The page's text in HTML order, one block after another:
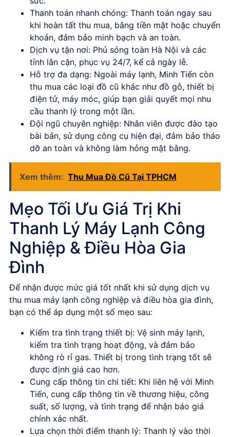
Thanh toán nhanh chóng: Thanh toán ngay sau
khi hoàn tất thu mua, bằng tiền mặt hoặc chuyển
khoản, đảm bảo minh bạch và an toàn.
Dịch vụ tận nơi: Phủ sóng toàn Hà Nội và các
tỉnh lân cận, phục vụ 24/7, kể cả ngày lễ.
Hỗ trợ đa dạng: Ngoài máy lạnh, Minh Tiến còn
thu mua các loại đồ cũ khác như đồ gỗ, thiết bị
điện tử, máy móc, giúp bạn giải quyết mọi nhu
cầu thanh lý trong một lần.
Đội ngũ chuyên nghiệp: Nhân viên được đào tạo
bài bản, sử dụng công cụ hiện đại, đảm bảo tháo
dỡ an toàn và không làm hỏng mặt bằng.
Xem thêm: Thu Mua Đồ Cũ Tại TPHCM
Mẹo Tối Ưu Giá Trị Khi
Thanh Lý Máy Lạnh Công
Nghiệp & Điều Hòa Gia
Đình
Để nhận được mức giá tốt nhất khi sử dụng dịch vụ
thu mua máy lạnh công nghiệp và điều hòa gia đình,
bạn có thể áp dụng một số mẹo sau:
Kiểm tra tình trạng thiết bị: Vệ sinh máy lạnh,
kiểm tra tình trạng hoạt động, và đảm bảo
không rò rỉ gas. Thiết bị trong tình trạng tốt sẽ
được định giá cao hơn.
Cung cấp thông tin chi tiết: Khi liên hệ với Minh
Tiến, cung cấp thông tin về thương hiệu, công
suất, số lượng, và tình trạng để nhận báo giá
chính xác nhất.
Lựa chọn thời điểm thanh lý: Thanh lý vào thời